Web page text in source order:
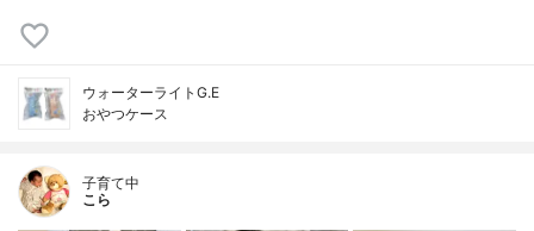
ウォーターライトG.E
おやつケース
子育て中
こら